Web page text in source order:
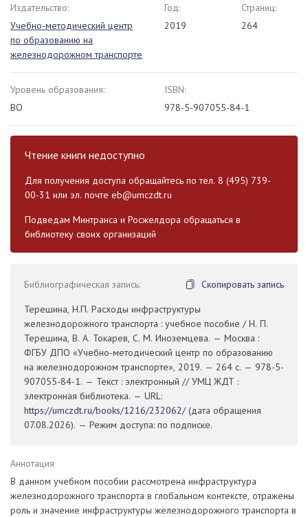
Издательство:
Учебно-методический центр
по образованию на
железнодорожном транспорте
Год:
2019
Страниц:
264
Уровень образования:
ВО
ISBN:
978-5-907055-84-1
Чтение книги недоступно
Для получения доступа обращайтесь по тел. 8 (495) 739-
00-31 или эл. почте eb@umczdt.ru
Подведам Минтранса и Росжелдора обращаться в
библиотеку своих организаций
Библиографическая запись:
Скопировать запись
Терешина, Н.П. Расходы инфраструктуры
железнодорожного транспорта : учебное пособие / Н. П.
Терешина, В. А. Токарев, С. М. Иноземцева. — Москва :
ФГБУ ДПО «Учебно-методический центр по образованию
на железнодорожном транспорте», 2019. — 264 с. — 978-5-
907055-84-1. — Текст : электронный // УМЦ ЖДТ :
электронная библиотека. — URL:
https://umczdt.ru/books/1216/232062/(дата обращения
07.08.2026). — Режим доступа: по подписке.
Аннотация
В данном учебном пособии рассмотрена инфраструктура
железнодорожного транспорта в глобальном контексте, отражены
роль и значение инфраструктуры железнодорожного транспорта в